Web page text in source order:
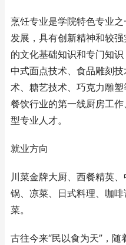
烹饪专业是学院特色专业
发展，具有创新精神和较
的文化基础知识和专门知识
中式面点技术、食品雕刻
术、糖艺技术、巧克力雕
餐饮行业的第一线厨房工
型专业人才。
就业方向
川菜金牌大厨、西餐精英
锅、凉菜、日式料理、咖
菜。
古往今来“民以食为天”，